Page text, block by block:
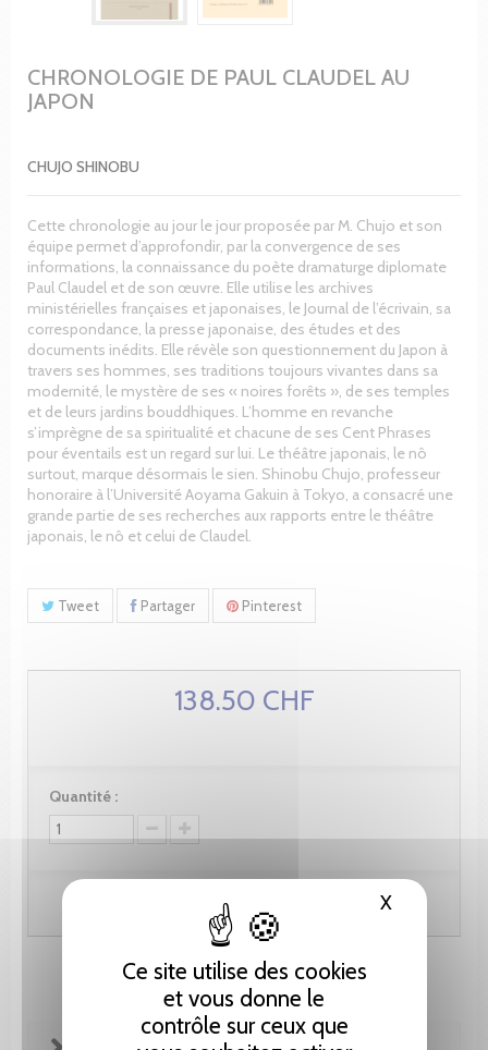
Ce site utilise des cookies
et vous donne le
contrôle sur ceux que
XMasquer
CHRONOLOGIE DE PAUL CLAUDEL AU
JAPON
CHUJO SHINOBU
Cette chronologie au jour le jour proposée par M. Chujo et son
équipe permet d’approfondir, par la convergence de ses
informations, la connaissance du poète dramaturge diplomate
Paul Claudel et de son œuvre. Elle utilise les archives
ministérielles françaises et japonaises, le Journal de l’écrivain, sa
correspondance, la presse japonaise, des études et des
documents inédits. Elle révèle son questionnement du Japon à
travers ses hommes, ses traditions toujours vivantes dans sa
modernité, le mystère de ses « noires forêts », de ses temples
et de leurs jardins bouddhiques. L’homme en revanche
s’imprègne de sa spiritualité et chacune de ses Cent Phrases
pour éventails est un regard sur lui. Le théâtre japonais, le nô
surtout, marque désormais le sien. Shinobu Chujo, professeur
honoraire à l’Université Aoyama Gakuin à Tokyo, a consacré une
grande partie de ses recherches aux rapports entre le théâtre
japonais, le nô et celui de Claudel.
Tweet Partager Pinterest
138.50 CHF
Quantité :
Ajouter au panier